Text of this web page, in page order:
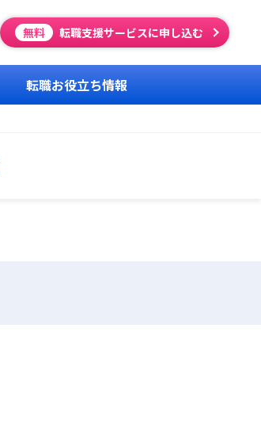
無料 転職支援サービスに申し込む
転職お役立ち情報